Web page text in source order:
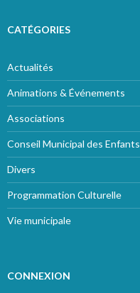
CATÉGORIES
Actualités
Animations & Événements
Associations
Conseil Municipal des Enfants
Divers
Programmation Culturelle
Vie municipale
CONNEXION